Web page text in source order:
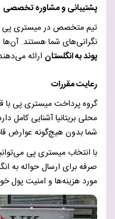
پشتیبانی و مشاوره تخصصی
تیم متخصص در میستری پی
نگرانی‌های شما هستند. آن‌ها
پوند به انگلستان ارائه
رعایت مقررات
گروه پرداخت میستری پی با
محلی بریتانیا آشنایی کامل
شما بدون هیچ‌گونه عوارض
با انتخاب میستری پی
صرفه برای ارسال حواله به
مورد هزینه‌ها و امنیت پول